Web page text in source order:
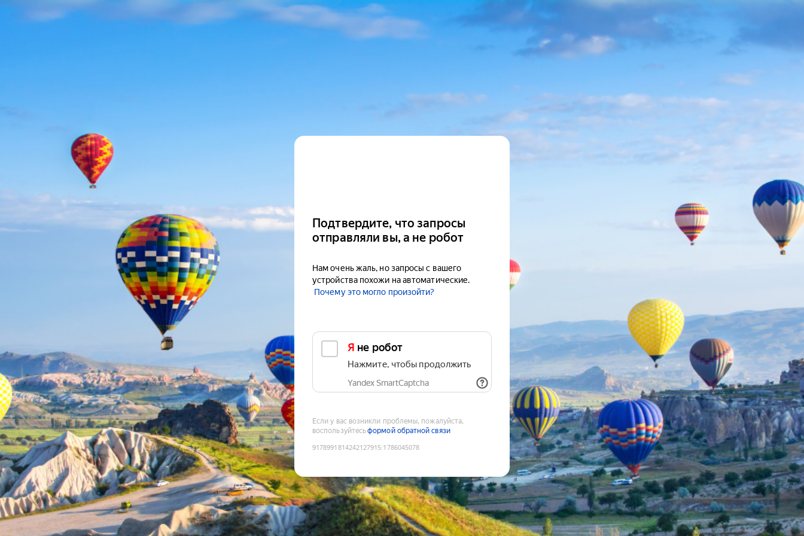
Подтвердите, что запросы
отправляли вы, а не робот
Нам очень жаль, но запросы с вашего
устройства похожи на автоматические.
Почему это могло произойти?
Я не робот
Нажмите, чтобы продолжить
Yandex SmartCaptcha
Если у вас возникли проблемы, пожалуйста,
воспользуйтесьформой обратной связи
9178991814242127915:1786045078